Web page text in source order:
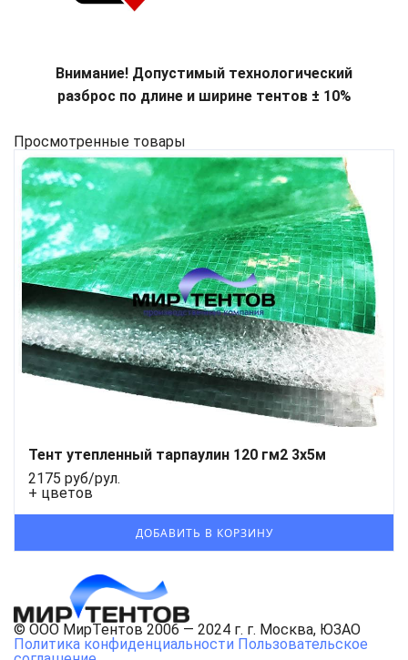
Внимание! Допустимый технологический
разброс по длине и ширине тентов ± 10%
Просмотренные товары
Тент утепленный тарпаулин 120 гм2 3x5м
2175 руб/рул.
+ цветов
© ООО МирТентов 2006 — 2024 г. г. Москва, ЮЗАО
Политика конфиденциальности Пользовательское